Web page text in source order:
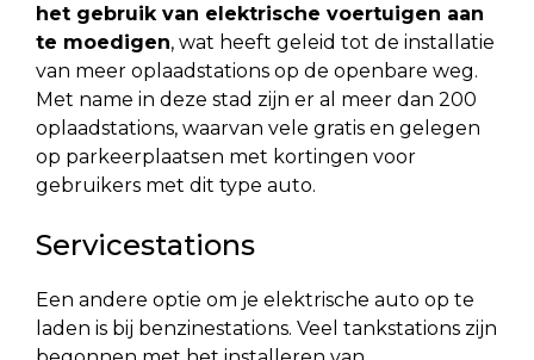
het gebruik van elektrische voertuigen aan
te moedigen, wat heeft geleid tot de installatie
van meer oplaadstations op de openbare weg.
Met name in deze stad zijn er al meer dan 200
oplaadstations, waarvan vele gratis en gelegen
op parkeerplaatsen met kortingen voor
gebruikers met dit type auto.
Servicestations
Een andere optie om je elektrische auto op te
laden is bij benzinestations. Veel tankstations zijn